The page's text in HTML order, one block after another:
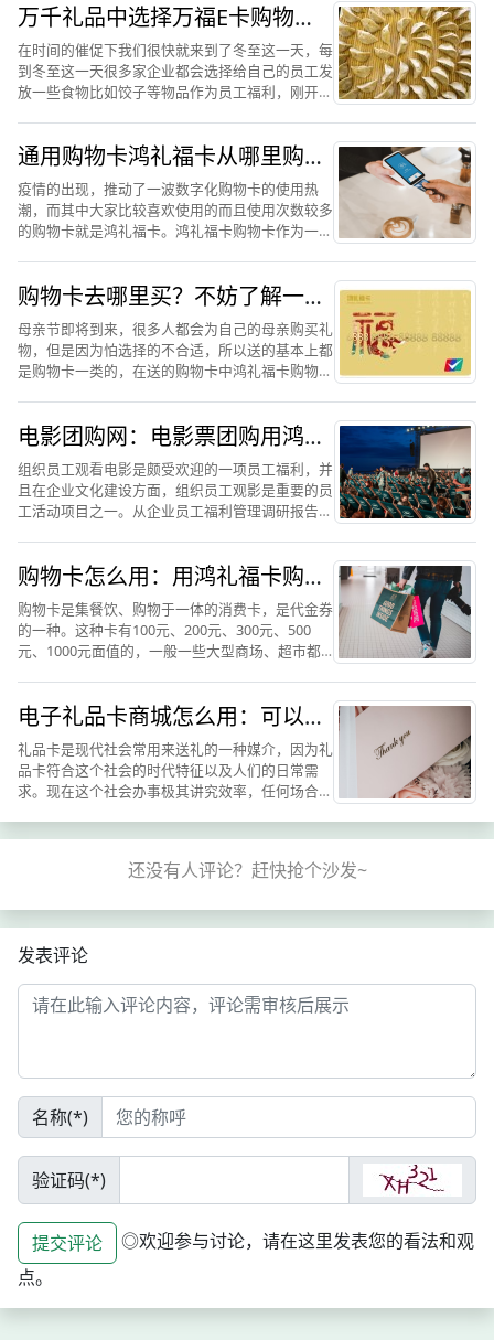
万千礼品中选择万福E卡购物卡
作为员工福利的首选
在时间的催促下我们很快就来到了冬至这一天，每
到冬至这一天很多家企业都会选择给自己的员工发
放一些食物比如饺子等物品作为员工福利，刚开始
些不高兴，进而可能会...
通用购物卡鸿礼福卡从哪里购
买？如何操作使用
疫情的出现，推动了一波数字化购物卡的使用热
潮，而其中大家比较喜欢使用的而且使用次数较多
的购物卡就是鸿礼福卡。鸿礼福卡购物卡作为一款
现了“线上+线下”的双...
购物卡去哪里买？不妨了解一下
鸿礼福卡购物卡
母亲节即将到来，很多人都会为自己的母亲购买礼
物，但是因为怕选择的不合适，所以送的基本上都
是购物卡一类的，在送的购物卡中鸿礼福卡购物卡
高，也想对于其他类型...
电影团购网：电影票团购用鸿礼
福卡兑换节省30%
组织员工观看电影是颇受欢迎的一项员工福利，并
且在企业文化建设方面，组织员工观影是重要的员
工活动项目之一。从企业员工福利管理调研报告数
惧和尴尬来说，观影给...
购物卡怎么用：用鸿礼福卡购物
卡为例操作使用
购物卡是集餐饮、购物于一体的消费卡，是代金券
的一种。这种卡有100元、200元、300元、500
元、1000元面值的，一般一些大型商场、超市都
的超市有购...
电子礼品卡商城怎么用：可以通
过鸿礼福卡来了解
礼品卡是现代社会常用来送礼的一种媒介，因为礼
品卡符合这个社会的时代特征以及人们的日常需
求。现在这个社会办事极其讲究效率，任何场合都
发表评论
名称(*)
验证码(*)
提交评论
◎欢迎参与讨论，请在这里发表您的看法和观
点。